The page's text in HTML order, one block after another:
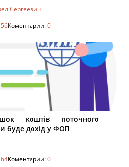
Сергеевич
Коментарии:0
коштів поточного
буде дохід у ФОП
Коментарии:0